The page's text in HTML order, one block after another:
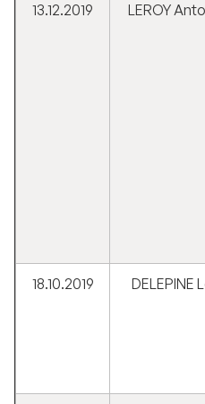
13.12.2019 LEROY
18.10.2019 DELEPINE